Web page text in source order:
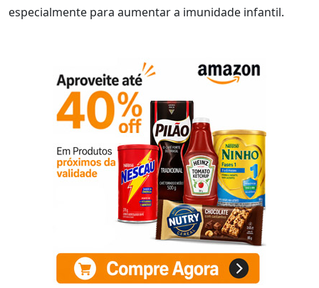
especialmente para aumentar a imunidade infantil.